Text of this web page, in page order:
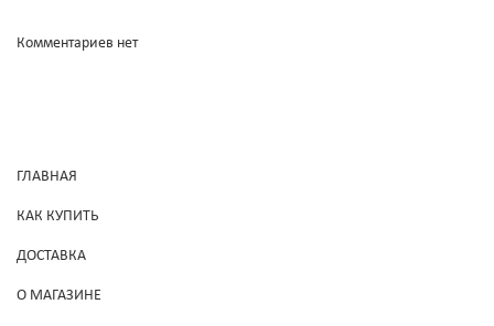
Комментариев нет
ГЛАВНАЯ
КАК КУПИТЬ
ДОСТАВКА
О МАГАЗИНЕ